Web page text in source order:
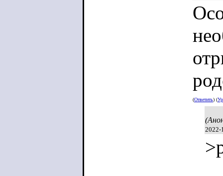
(Ответить) (
2022-